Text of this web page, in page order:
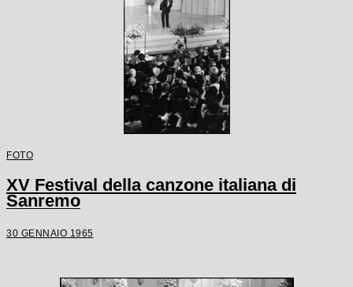
FOTO
XV Festival della canzone italiana di
Sanremo
30 GENNAIO 1965